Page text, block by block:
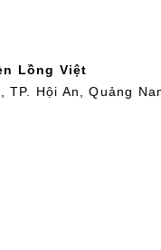
Lồng Việt
TP. Hội An, Quảng